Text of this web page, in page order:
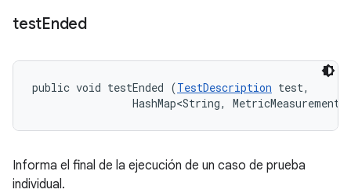
testEnded
public void testEnded (TestDescription test,
HashMap<String,
Informa el final de la ejecución de un caso de prueba
individual.